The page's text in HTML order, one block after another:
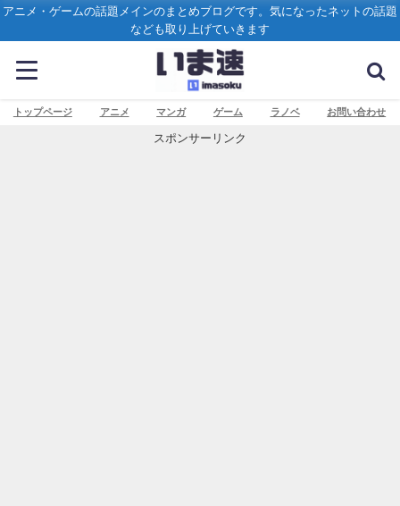
アニメ・ゲームの話題メインのまとめブログです。気になったネットの話題
なども取り上げていきます
トップページ アニメ マンガ ゲーム ラノベ お問い合わせ
スポンサーリンク